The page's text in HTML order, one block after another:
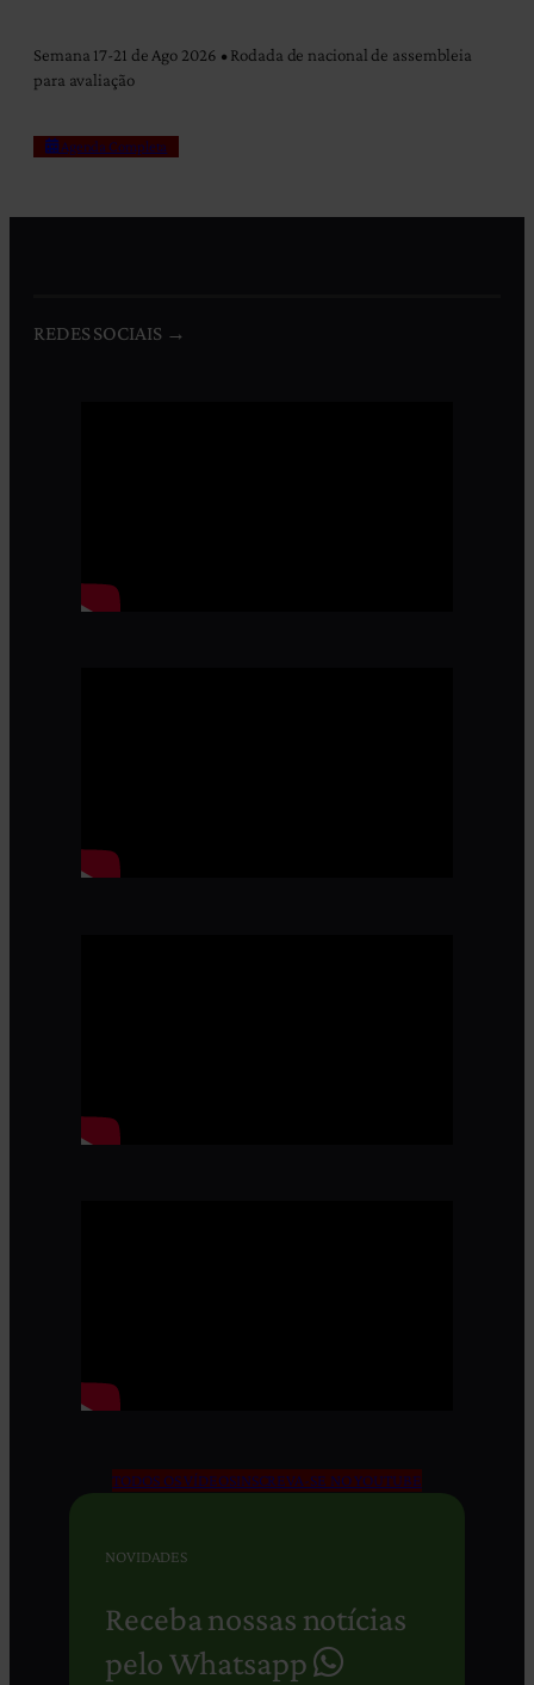
Semana 17-21 de Ago 2026 • Rodada de nacional de assembleia
para avaliação
Agenda Completa
REDES SOCIAIS →
TODOS OS VÍDEOSINSCREVA-SE NO YOUTUBE
NOVIDADES
Receba nossas notícias
pelo Whatsapp